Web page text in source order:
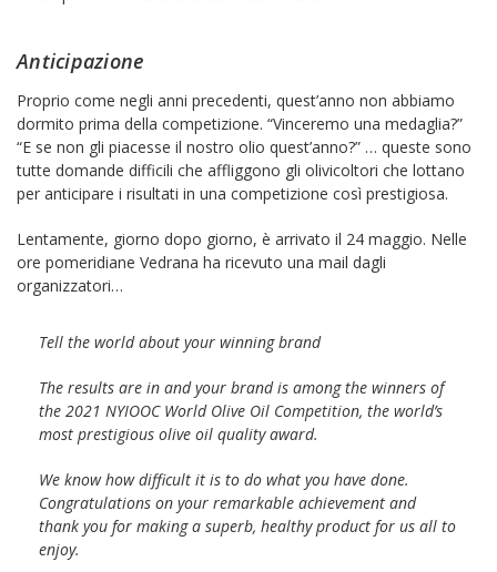
Anticipazione
Proprio come negli anni precedenti, quest’anno non abbiamo
dormito prima della competizione. “Vinceremo una medaglia?”
“E se non gli piacesse il nostro olio quest’anno?” … queste sono
tutte domande difficili che affliggono gli olivicoltori che lottano
per anticipare i risultati in una competizione così prestigiosa.
Lentamente, giorno dopo giorno, è arrivato il 24 maggio. Nelle
ore pomeridiane Vedrana ha ricevuto una mail dagli
organizzatori…
Tell the world about your winning brand
The results are in and your brand is among the winners of
the 2021 NYIOOC World Olive Oil Competition, the world’s
most prestigious olive oil quality award.
We know how difficult it is to do what you have done.
Congratulations on your remarkable achievement and
thank you for making a superb, healthy product for us all to
enjoy.